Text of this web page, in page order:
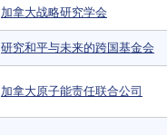
加拿大战略研究学会
研究和平与未来的跨国基金会
加拿大原子能责任联合公司